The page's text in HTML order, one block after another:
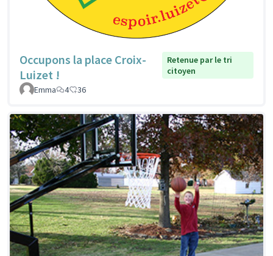
Occupons la place Croix-
Luizet !
Retenue par le tri
citoyen
Emma
4 36